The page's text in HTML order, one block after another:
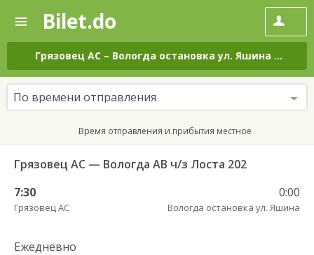
—
Поиск
и
покупка
билетов
на
автобус
онлайн
Bilet.do
Грязовец АС – Вологда остановка ул. Яшина на
По времени отправления
Время отправления и прибытия местное
Грязовец АС — Вологда АВ ч/з Лоста 202
7:30
Грязовец АС
0:00
Вологда остановка ул. Яшина
Ежедневно